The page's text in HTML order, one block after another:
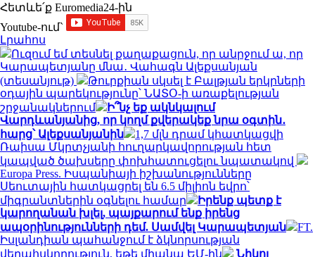
Հետևե՛ք Euromedia24-ին
Youtube-ում`
Լրահոս
Ուզում եմ տեսնել քաղաքացուն, որ անրջում ա, որ
Կարապետյանը մնա․ Վահագն Ալեքսանյան
(տեսանյութ)
Թուրքիան սկսել է Բալթյան երկրների
օդային պարեկությունը՝ ՆԱՏՕ-ի առաքելության
շրջանակներում
Ի՞նչ եք ակնկալում
Վարդևանյանից, որ կողմ քվերակեք նրա օգտին․
հարց՝ Ալեքսանյանին
1,7 մլն դրամ կհատկացվի
Ռաիսա Մկրտչյանի հուղարկավորության հետ
կապված ծախսերը փոխհատուցելու նպատակով
Europa Press. Իսպանիայի իշխանությունները
Սեուտային հատկացրել են 6.5 միլիոն եվրո՝
միգրանտներին օգնելու համար
Իրենք պետք է
կարողանան խլել, պայքարում ենք իրենց
ապօրինությունների դեմ. Սամվել Կարապետյան
FT.
Իսլանդիան պահանջում է ձկնորսության
վերահսկողություն, եթե միանա ԵՄ-ին
Նիկոլ